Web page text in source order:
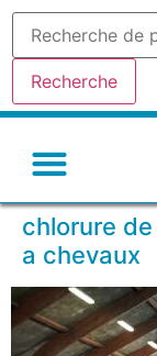
Recherche
chlorure
a chevaux